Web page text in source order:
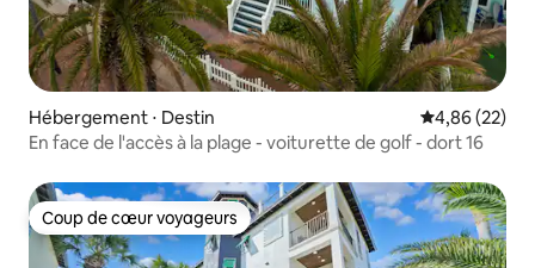
Hébergement ⋅ Destin Évaluation
4,86 (22)
En face de l'accès à la plage - voiturette de golf - dort 16
Coup de cœur voyageurs
Coup de cœur voyageurs